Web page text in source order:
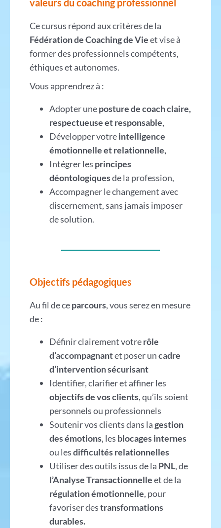
valeurs du coaching professionnel
Ce cursus répond aux critères de la
Fédération de Coaching de Vieet vise à
former des professionnels compétents,
éthiques et autonomes.
Vous apprendrez à :
Adopter uneposture de coach claire,
respectueuse et responsable,
Développer votreintelligence
émotionnelle et relationnelle,
Intégrer les principes
déontologiquesde la profession,
Accompagner le changement avec
discernement, sans jamais imposer
de solution.
Objectifs pédagogiques
Au fil de ceparcours, vous serez en mesure
de :
Définir clairement votrerôle
d’accompagnantet poser uncadre
d’intervention sécurisant
Identifier, clarifier et affiner les
objectifs de vos clients, qu’ils soient
personnels ou professionnels
Soutenir vos clients dans lagestion
des émotions, les blocages internes
ou lesdifficultés relationnelles
Utiliser des outils issus de la PNL, de
l’Analyse Transactionnelleet de la
régulation émotionnelle, pour
favoriser destransformations
durables.